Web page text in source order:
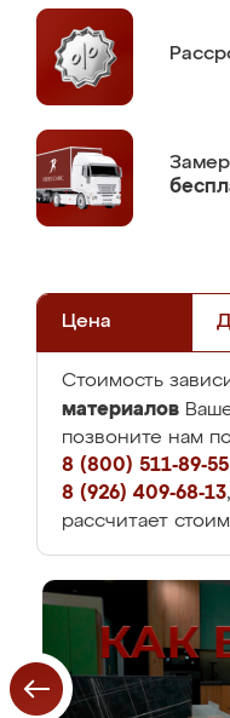
Цена
Стоимость
материалов
позвоните нам
8 (800) 511-89-55
8 (926) 409-68-13
рассчитает